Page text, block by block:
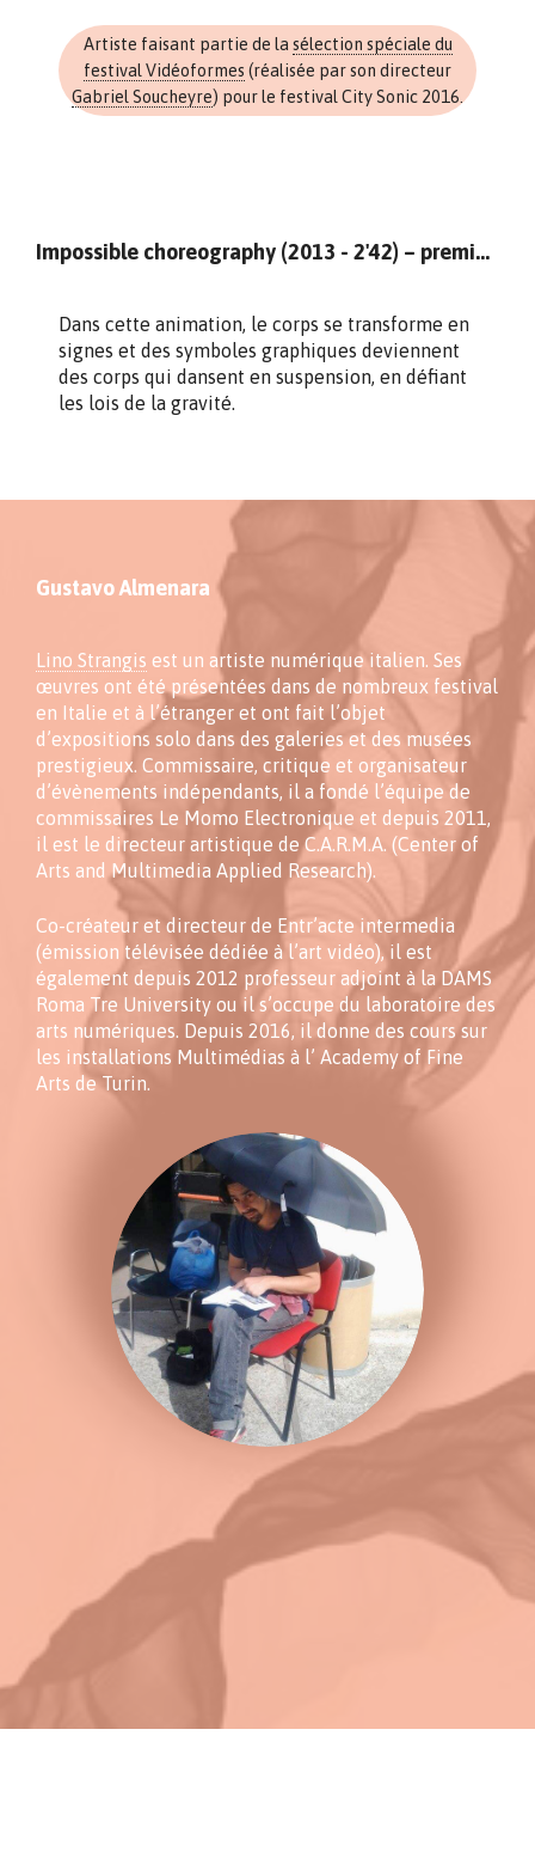
Artiste faisant partie de la sélection spéciale du
festival Vidéoformes (réalisée par son directeur
Gabriel Soucheyre) pour le festival City Sonic 2016.
Impossible choreography (2013 - 2'42) – première belge
Dans cette animation, le corps se transforme en
signes et des symboles graphiques deviennent
des corps qui dansent en suspension, en défiant
les lois de la gravité.
Gustavo Almenara
Lino Strangis est un artiste numérique italien. Ses
œuvres ont été présentées dans de nombreux festival
en Italie et à l’étranger et ont fait l’objet
d’expositions solo dans des galeries et des musées
prestigieux. Commissaire, critique et organisateur
d’évènements indépendants, il a fondé l’équipe de
commissaires Le Momo Electronique et depuis 2011,
il est le directeur artistique de C.A.R.M.A. (Center of
Arts and Multimedia Applied Research).
Co-créateur et directeur de Entr’acte intermedia
(émission télévisée dédiée à l’art vidéo), il est
également depuis 2012 professeur adjoint à la DAMS
Roma Tre University ou il s’occupe du laboratoire des
arts numériques. Depuis 2016, il donne des cours sur
les installations Multimédias à l’ Academy of Fine
Arts de Turin.